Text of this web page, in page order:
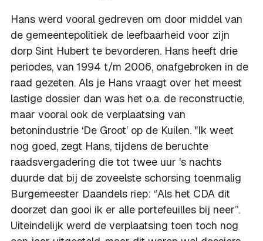
Hans werd vooral gedreven om door middel van
de gemeentepolitiek de leefbaarheid voor zijn
dorp Sint Hubert te bevorderen. Hans heeft drie
periodes, van 1994 t/m 2006, onafgebroken in de
raad gezeten. Als je Hans vraagt over het meest
lastige dossier dan was het o.a. de reconstructie,
maar vooral ook de verplaatsing van
betonindustrie ‘De Groot’ op de Kuilen. "Ik weet
nog goed, zegt Hans, tijdens de beruchte
raadsvergadering die tot twee uur 's nachts
duurde dat bij de zoveelste schorsing toenmalig
Burgemeester Daandels riep: ‘’Als het CDA dit
doorzet dan gooi ik er alle portefeuilles bij neer’’.
Uiteindelijk werd de verplaatsing toen toch nog